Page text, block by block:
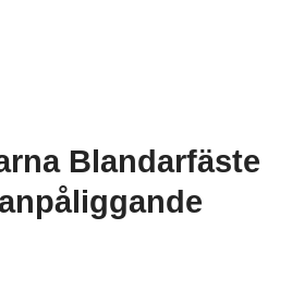
Blandarfäste